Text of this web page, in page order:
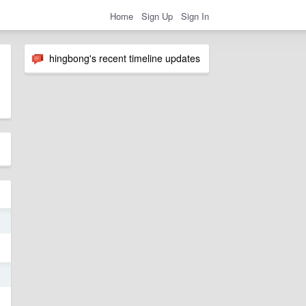
Home Sign Up Sign In
hingbong's recent timeline updates